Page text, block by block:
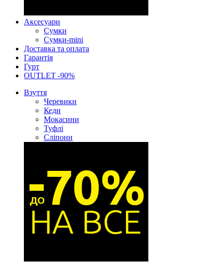
Аксесуари
Сумки
Сумки-mini
Доставка та оплата
Гарантія
Гурт
OUTLET -90%
Взуття
Черевики
Кеди
Мокасини
Туфлі
Сліпони